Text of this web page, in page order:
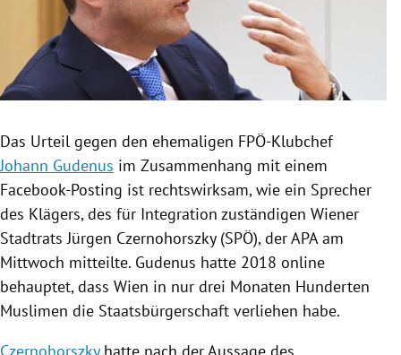
Untermenü
Untermenü
Untermenü
Untermenü
Das Urteil gegen den ehemaligen FPÖ-Klubchef
Johann Gudenus im Zusammenhang mit einem
Facebook-Posting ist rechtswirksam, wie ein Sprecher
des Klägers, des für Integration zuständigen Wiener
StadtratsJürgen Czernohorszky(SPÖ), derAPAam
Mittwoch mitteilte. Gudenus hatte 2018 online
behauptet, dass Wien in nur drei Monaten Hunderten
Muslimen die Staatsbürgerschaft verliehen habe.
Czernohorszkyhatte nach der Aussage des